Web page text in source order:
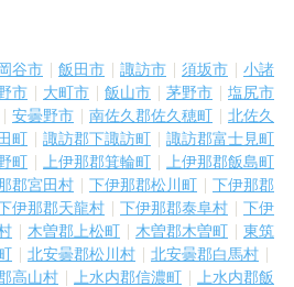
岡谷市 飯田市 諏訪市 須坂市
小諸
市 大町市 飯山市 茅野市
塩尻市
安曇野市 南佐久郡佐久穂町
北佐久
町 諏訪郡下諏訪町
諏訪郡富士見町
町 上伊那郡箕輪町
上伊那郡飯島町
郡宮田村 下伊那郡松川町
下伊那郡
伊那郡天龍村 下伊那郡泰阜村
下伊
木曽郡上松町 木曽郡木曽町
東筑
北安曇郡松川村
北安曇郡白馬村
高山村 上水内郡信濃町
上水内郡飯